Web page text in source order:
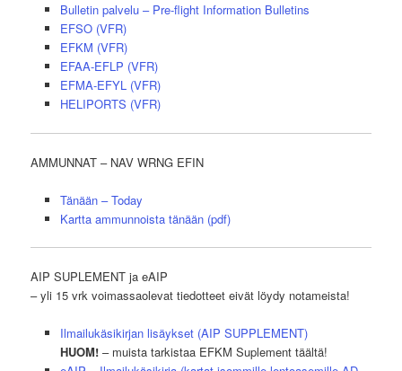
Bulletin palvelu – Pre-flight Information Bulletins
EFSO (VFR)
EFKM (VFR)
EFAA-EFLP (VFR)
EFMA-EFYL (VFR)
HELIPORTS (VFR)
AMMUNNAT – NAV WRNG EFIN
Tänään – Today
Kartta ammunnoista tänään (pdf)
AIP SUPLEMENT ja eAIP
– yli 15 vrk voimassaolevat tiedotteet eivät löydy notameista!
Ilmailukäsikirjan lisäykset (AIP SUPPLEMENT)
HUOM!– muista tarkistaa EFKM Suplement täältä!